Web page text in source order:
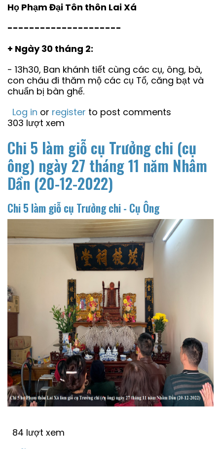
Họ Phạm Đại Tôn thôn Lai Xá
---------------------
+ Ngày 30 tháng 2:
- 13h30, Ban khánh tiết cùng các cụ, ông, bà,
con cháu đi thăm mộ các cụ Tổ, căng bạt và
chuẩn bị bàn ghế.
Log in or register to post comments
303 lượt xem
Chi 5 làm giỗ cụ Trưởng chi (cụ
ông) ngày 27 tháng 11 năm Nhâm
Dần (20-12-2022)
Chi 5 làm giỗ cụ Trưởng chi - Cụ Ông
84 lượt xem